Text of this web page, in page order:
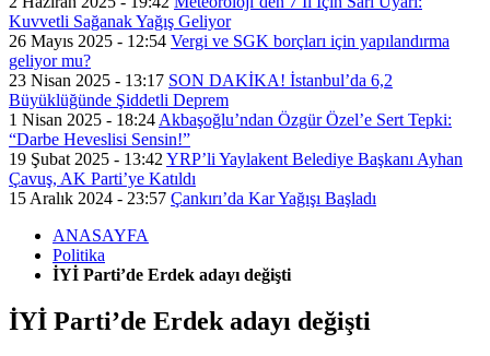
Kuvvetli Sağanak Yağış Geliyor
26 Mayıs 2025 - 12:54 Vergi ve SGK borçları için yapılandırma
geliyor mu?
23 Nisan 2025 - 13:17 SON DAKİKA! İstanbul’da 6,2
Büyüklüğünde Şiddetli Deprem
1 Nisan 2025 - 18:24 Akbaşoğlu’ndan Özgür Özel’e Sert Tepki:
“Darbe Heveslisi Sensin!”
19 Şubat 2025 - 13:42 YRP’li Yaylakent Belediye Başkanı Ayhan
Çavuş, AK Parti’ye Katıldı
15 Aralık 2024 - 23:57 Çankırı’da Kar Yağışı Başladı
ANASAYFA
Politika
İYİ Parti’de Erdek adayı değişti
İYİ Parti’de Erdek adayı değişti